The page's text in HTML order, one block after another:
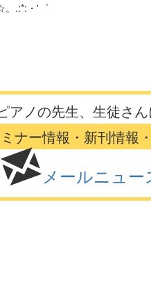
.:*:・'゜
アノの先生、生徒さ
ナー情報・新刊情報
メールニュー